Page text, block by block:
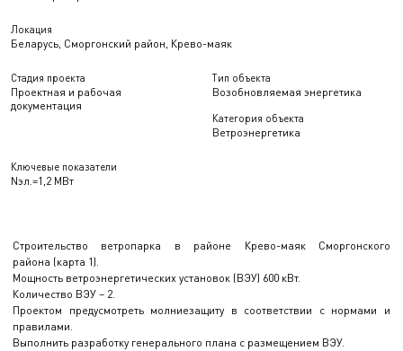
Локация
Беларусь, Сморгонский район, Крево-маяк
Стадия проекта
Проектная и рабочая
документация
Тип объекта
Возобновляемая энергетика
Категория объекта
Ветроэнергетика
Ключевые показатели
Nэл.=1,2 МВт
Строительство ветропарка в районе Крево-маяк Сморгонского
района (карта 1).
Мощность ветроэнергетических установок (ВЭУ) 600 кВт.
Количество ВЭУ – 2.
Проектом предусмотреть молниезащиту в соответствии с нормами и
правилами.
Выполнить разработку генерального плана с размещением ВЭУ.